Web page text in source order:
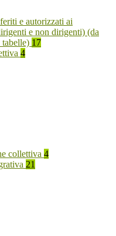
e autorizzati ai
e non dirigenti) (da
17
4
collettiva 4
21